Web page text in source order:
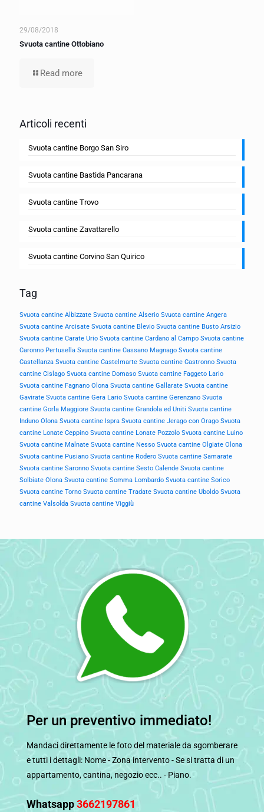
29/08/2018
Svuota cantine Ottobiano
Read more
Articoli recenti
Svuota cantine Borgo San Siro
Svuota cantine Bastida Pancarana
Svuota cantine Trovo
Svuota cantine Zavattarello
Svuota cantine Corvino San Quirico
Tag
Svuota cantine Albizzate Svuota cantine Alserio Svuota cantine Angera
Svuota cantine Arcisate Svuota cantine Blevio Svuota cantine Busto Arsizio
Svuota cantine Carate Urio Svuota cantine Cardano al Campo Svuota cantine
Caronno Pertusella Svuota cantine Cassano Magnago Svuota cantine
Castellanza Svuota cantine Castelmarte Svuota cantine Castronno Svuota
cantine Cislago Svuota cantine Domaso Svuota cantine Faggeto Lario
Svuota cantine Fagnano Olona Svuota cantine Gallarate Svuota cantine
Gavirate Svuota cantine Gera Lario Svuota cantine Gerenzano Svuota
cantine Gorla Maggiore Svuota cantine Grandola ed Uniti Svuota cantine
Induno Olona Svuota cantine Ispra Svuota cantine Jerago con Orago Svuota
cantine Lonate Ceppino Svuota cantine Lonate Pozzolo Svuota cantine Luino
Svuota cantine Malnate Svuota cantine Nesso Svuota cantine Olgiate Olona
Svuota cantine Pusiano Svuota cantine Rodero Svuota cantine Samarate
Svuota cantine Saronno Svuota cantine Sesto Calende Svuota cantine
Solbiate Olona Svuota cantine Somma Lombardo Svuota cantine Sorico
Svuota cantine Torno Svuota cantine Tradate Svuota cantine Uboldo Svuota
cantine Valsolda Svuota cantine Viggiù
Per un preventivo immediato!
Mandaci direttamente le foto del materiale da sgomberare
e tutti i dettagli: Nome - Zona intervento - Se si tratta di un
appartamento, cantina, negozio ecc.. - Piano.
Whatsapp3662197861